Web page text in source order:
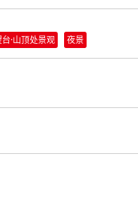
·山顶处景观 夜景